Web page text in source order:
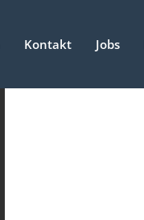
Kontakt Jobs